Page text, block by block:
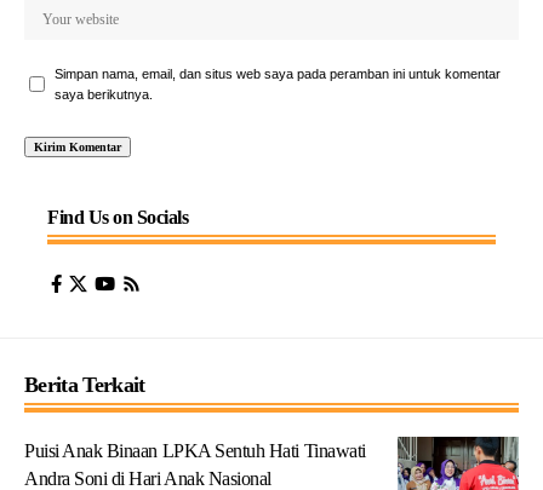
Simpan nama, email, dan situs web saya pada peramban ini untuk komentar
saya berikutnya.
Find Us on Socials
Berita Terkait
Puisi Anak Binaan LPKA Sentuh Hati Tinawati
Andra Soni di Hari Anak Nasional